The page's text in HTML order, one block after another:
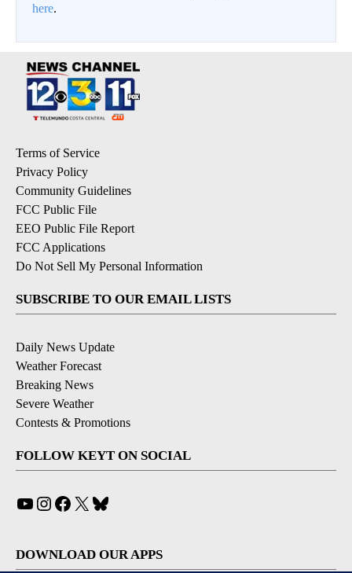
here.
Terms of Service
Privacy Policy
Community Guidelines
FCC Public File
EEO Public File Report
FCC Applications
Do Not Sell My Personal Information
SUBSCRIBE TO OUR EMAIL LISTS
Daily News Update
Weather Forecast
Breaking News
Severe Weather
Contests & Promotions
FOLLOW KEYT ON SOCIAL
YouTube
Instagram
Facebook
X
DOWNLOAD OUR APPS